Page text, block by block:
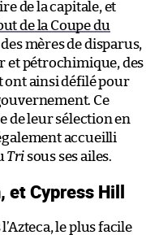
de la capitale, et
de la Coupe du
mères de disparus,
et pétrochimique, des
ont ainsi défilé pour
Ce
de leur sélection en
accueilli
Trisous ses ailes.
et Cypress Hill
le plus facile